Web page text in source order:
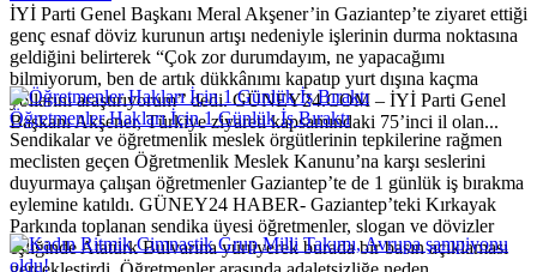
İYİ Parti Genel Başkanı Meral Akşener’in Gaziantep’te ziyaret ettiği
genç esnaf döviz kurunun artışı nedeniyle işlerinin durma noktasına
geldiğini belirterek “Çok zor durumdayım, ne yapacağımı
bilmiyorum, ben de artık dükkânımı kapatıp yurt dışına kaçma
yollarını araştırıyorum’’ dedi. GÜNEY24.COM – İYİ Parti Genel
Başkanı Akşener, Türkiye ziyareti kapsamındaki 75’inci il olan...
Öğretmenler Hakları İçin 1 Günlük İş Bıraktı
Sendikalar ve öğretmenlik meslek örgütlerinin tepkilerine rağmen
meclisten geçen Öğretmenlik Meslek Kanunu’na karşı seslerini
duyurmaya çalışan öğretmenler Gaziantep’te de 1 günlük iş bırakma
eylemine katıldı. GÜNEY24 HABER- Gaziantep’teki Kırkayak
Parkında toplanan sendika üyesi öğretmenler, slogan ve dövizler
eşliğinde Atatürk Bulvarına yürüyerek burada bir basın açıklaması